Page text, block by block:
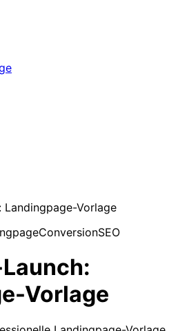
Landingpage-Vorlage
ConversionSEO
Vorlage